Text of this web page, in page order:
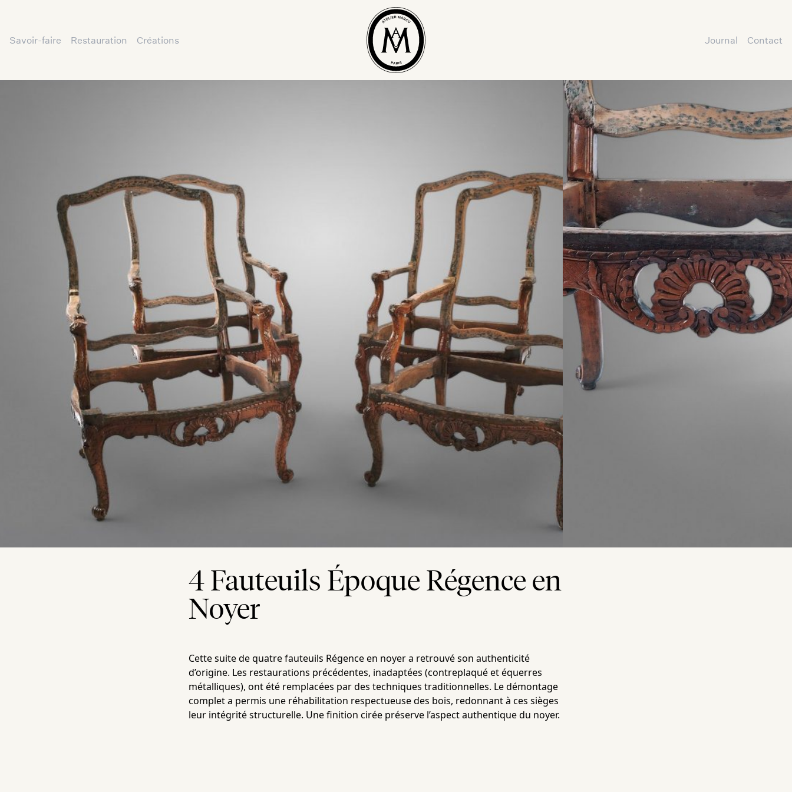
Savoir-faire Restauration Créations Journal Contact
4 Fauteuils Époque Régence en
Noyer
Cette suite de quatre fauteuils Régence en noyer a retrouvé son authenticité
d’origine. Les restaurations précédentes, inadaptées (contreplaqué et équerres
métalliques), ont été remplacées par des techniques traditionnelles. Le démontage
complet a permis une réhabilitation respectueuse des bois, redonnant à ces sièges
leur intégrité structurelle. Une finition cirée préserve l’aspect authentique du noyer.